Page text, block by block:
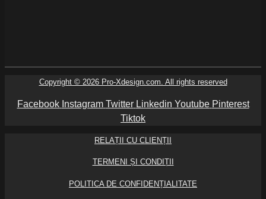
Copyright © 2026 Pro-Xdesign.com. All rights reserved
Facebook Instagram Twitter Linkedin Youtube Pinterest
Tiktok
RELAȚII CU CLIENȚII
TERMENI ȘI CONDIȚII
POLITICA DE CONFIDENȚIALITATE